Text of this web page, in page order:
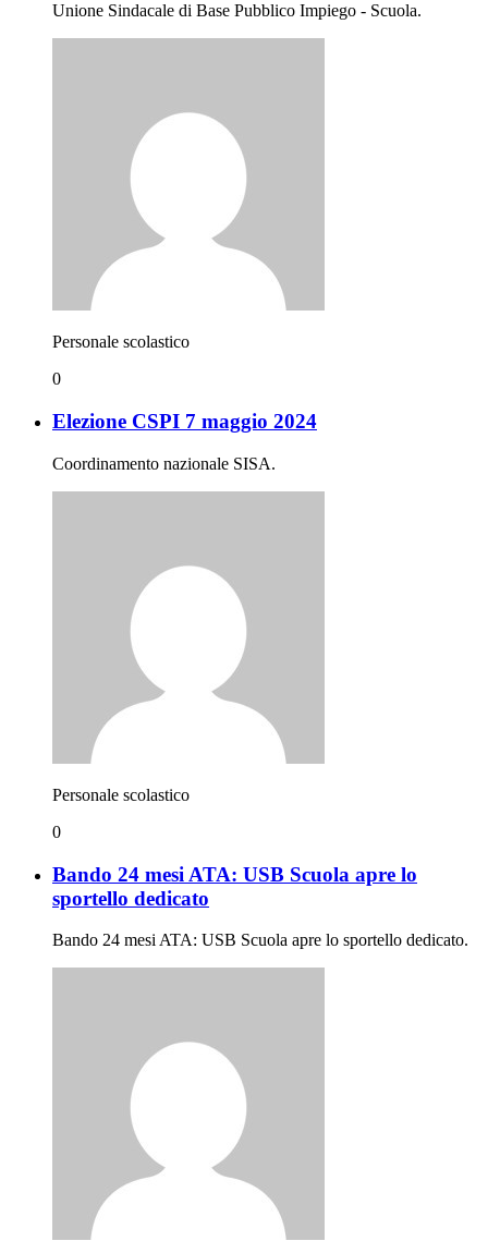
Unione Sindacale di Base Pubblico Impiego - Scuola.
Personale scolastico
0
Elezione CSPI 7 maggio 2024
Coordinamento nazionale SISA.
Personale scolastico
0
Bando 24 mesi ATA: USB Scuola apre lo
sportello dedicato
Bando 24 mesi ATA: USB Scuola apre lo sportello dedicato.